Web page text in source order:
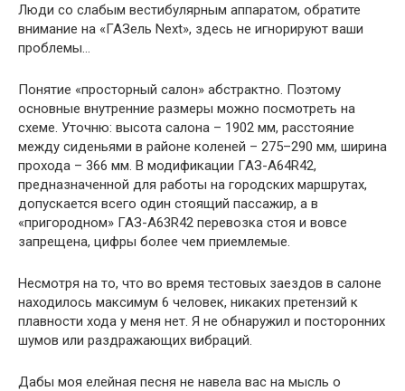
Люди со слабым вестибулярным аппаратом, обратите
внимание на «ГАЗель Next», здесь не игнорируют ваши
проблемы…
Понятие «просторный салон» абстрактно. Поэтому
основные внутренние размеры можно посмотреть на
схеме. Уточню: высота салона – 1902 мм, расстояние
между сиденьями в районе коленей – 275–290 мм, ширина
прохода – 366 мм. В модификации ГАЗ-A64R42,
предназначенной для работы на городских маршрутах,
допускается всего один стоящий пассажир, а в
«пригородном» ГАЗ-A63R42 перевозка стоя и вовсе
запрещена, цифры более чем приемлемые.
Несмотря на то, что во время тестовых заездов в салоне
находилось максимум 6 человек, никаких претензий к
плавности хода у меня нет. Я не обнаружил и посторонних
шумов или раздражающих вибраций.
Дабы моя елейная песня не навела вас на мысль о